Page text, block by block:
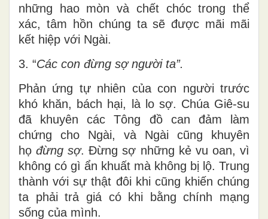
những hao mòn và chết chóc trong thể
xác, tâm hồn chúng ta sẽ được mãi mãi
kết hiệp với Ngài.
3. “Các con đừng sợ người ta”.
Phản ứng tự nhiên của con người trước
khó khăn, bách hại, là lo sợ. Chúa Giê-su
đã khuyên các Tông đồ can đảm làm
chứng cho Ngài, và Ngài cũng khuyên
họđừng sợ. Đừng sợ những kẻ vu oan, vì
không có gì ẩn khuất mà không bị lộ. Trung
thành với sự thật đôi khi cũng khiến chúng
ta phải trả giá có khi bằng chính mạng
sống của mình.